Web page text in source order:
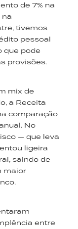
de 7% na
na
tivemos
pessoal
que pode
provisões.
mix de
a Receita
comparação
No
— que leva
ligeira
saindo de
maior
entre